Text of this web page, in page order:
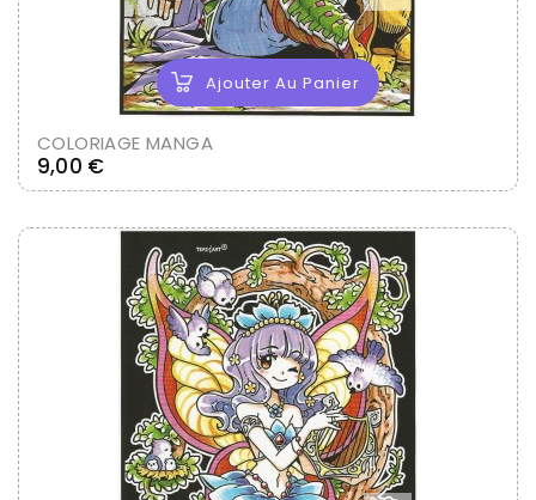
Ajouter Au Panier
COLORIAGE MANGA
9,00 €Prix